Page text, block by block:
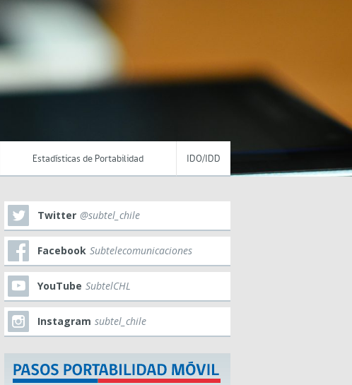
Estadísticas de Portabilidad IDO/IDD
Twitter @subtel_chile
Facebook Subtelecomunicaciones
YouTube SubtelCHL
Instagram subtel_chile